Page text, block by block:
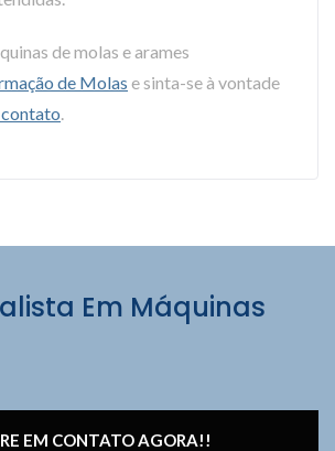
de molas e arames
de Molas e sinta-se à vontade
Em Máquinas
EM CONTATO AGORA!!